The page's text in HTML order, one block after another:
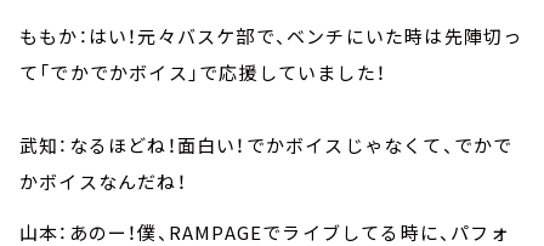
ももか：はい！元々バスケ部で、ベンチにいた時は先陣切っ
て「でかでかボイス」で応援していました！
武知：なるほどね！面白い！でかボイスじゃなくて、でかで
かボイスなんだね！
山本：あのー！僕、RAMPAGEでライブしてる時に、パフォ